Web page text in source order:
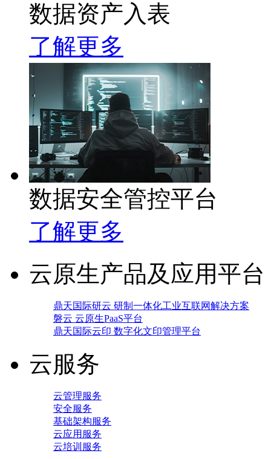
数据资产入表
了解更多
数据安全管控平台
了解更多
云原生产品及应用平台
鼎天国际研云 研制一体化工业互联网解决方案
磐云 云原生PaaS平台
鼎天国际云印 数字化文印管理平台
云服务
云管理服务
安全服务
基础架构服务
云应用服务
云培训服务